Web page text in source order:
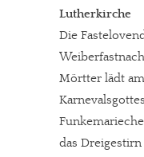
Lutherkirche
Die
Mörtter lädt
das Dreigestirn